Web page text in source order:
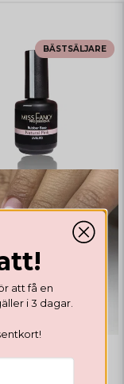
BÄSTSÄLJARE
att få en
i 3 dagar.